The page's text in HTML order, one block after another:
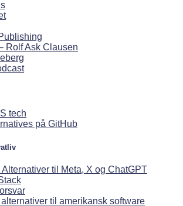
Rolf Ask Clausen
tech
på GitHub
til Meta, X og ChatGPT
til amerikansk software